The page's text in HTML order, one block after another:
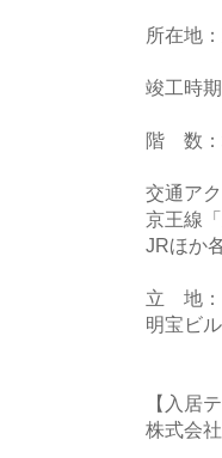
所在地
竣工時
階 数：
交通アク
京王線
JRほか
立 地：
明宝ビ
【入居
株式会